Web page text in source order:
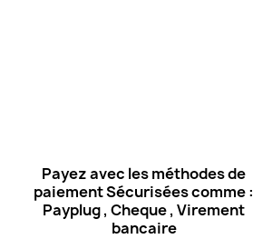
Payez avec les méthodes de
paiement Sécurisées comme :
Payplug , Cheque , Virement
bancaire